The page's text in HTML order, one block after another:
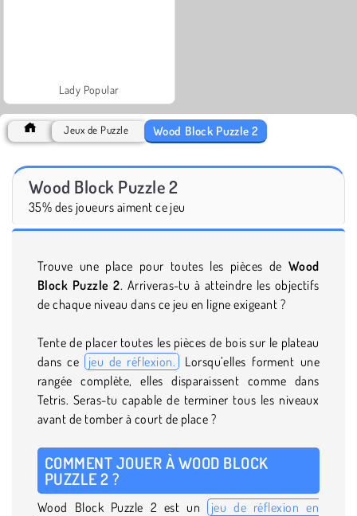
Lady Popular
Jeux de Puzzle Wood Block Puzzle 2
Wood Block Puzzle 2
35% des joueurs aiment ce jeu
Trouve une place pour toutes les pièces de Wood
Block Puzzle 2. Arriveras-tu à atteindre les objectifs
de chaque niveau dans ce jeu en ligne exigeant ?
Tente de placer toutes les pièces de bois sur le plateau
dans ce
jeu de réflexion. Lorsqu’elles forment une
rangée complète, elles disparaissent comme dans
Tetris. Seras-tu capable de terminer tous les niveaux
avant de tomber à court de place ?
COMMENT JOUER À WOOD BLOCK
PUZZLE 2 ?
Wood Block Puzzle 2 est un
jeu de réflexion en